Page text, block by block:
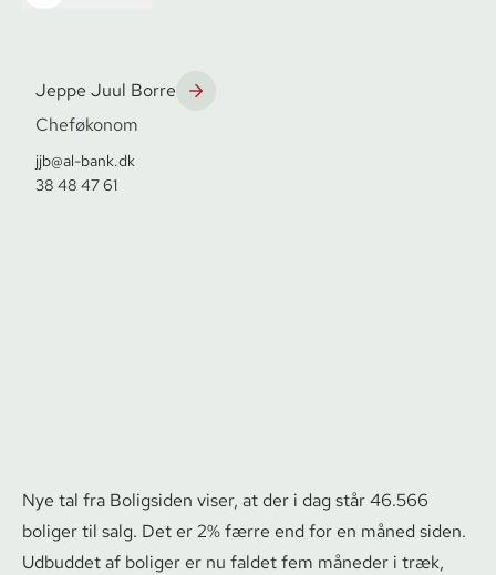
Jeppe Juul Borre
Cheføkonom
jjb@al-bank.dk
38 48 47 61
Nye tal fra Boligsiden viser, at der i dag står 46.566
boliger til salg. Det er 2% færre end for en måned siden.
Udbuddet af boliger er nu faldet fem måneder i træk,